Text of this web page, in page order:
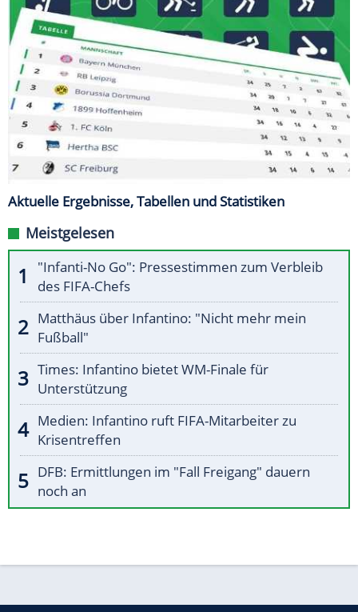
Aktuelle Ergebnisse, Tabellen und Statistiken
Meistgelesen
"Infanti-No Go": Pressestimmen zum Verbleib
des FIFA-Chefs
Matthäus über Infantino: "Nicht mehr mein
Fußball"
Times: Infantino bietet WM-Finale für
Unterstützung
Medien: Infantino ruft FIFA-Mitarbeiter zu
Krisentreffen
DFB: Ermittlungen im "Fall Freigang" dauern
noch an